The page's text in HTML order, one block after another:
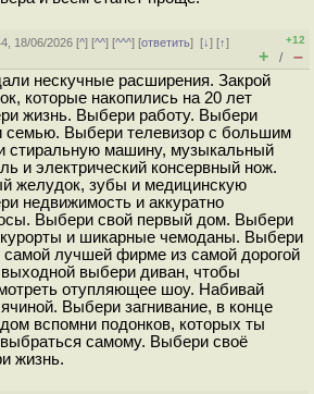
18/06/2026 [^] [^^] [^^^] [ответить][↓] [↑]
+12
+ / –
нескучные расширения. Закрой
которые накопились на 20 лет
жизнь. Выбери работу. Выбери
семью. Выбери телевизор с большим
стиральную машину, музыкальный
и электрический консервный нож.
желудок, зубы и медицинскую
недвижимость и аккуратно
Выбери свой первый дом. Выбери
и шикарные чемоданы. Выбери
самой лучшей фирме из самой дорогой
выбери диван, чтобы
отупляющее шоу. Набивай
Выбери загнивание, в конце
вспомни подонков, которых ты
самому. Выбери своё
жизнь.